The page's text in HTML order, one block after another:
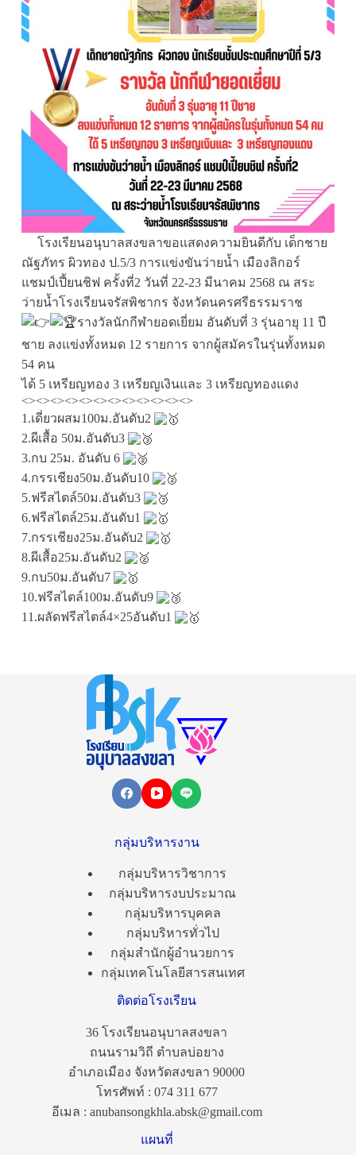
โรงเรียนอนุบาลสงขลาขอแสดงความยินดีกับ เด็กชาย
ณัฐภัทร ผิวทอง ป.5/3 การแข่งขันว่ายน้ำ เมืองลิกอร์
แชมป์เปี้ยนชิฟ ครั้งที่2 วันที่ 22-23 มีนาคม 2568 ณ สระ
ว่ายน้ำโรงเรียนจรัสพิชากร จังหวัดนครศรีธรรมราช
รางวัลนักกีฬายอดเยี่ยม อันดับที่ 3 รุ่นอายุ 11 ปี
ชาย ลงแข่งทั้งหมด 12 รายการ จากผู้สมัครในรุ่นทั้งหมด
54 คน
ได้ 5 เหรียญทอง 3 เหรียญเงินและ 3 เหรียญทองแดง
<><><><><><><><><><><><>
1.เดี่ยวผสม100ม.อันดับ2
2.ผีเสื้อ 50ม.อันดับ3
3.กบ 25ม. อันดับ 6
4.กรรเชียง50ม.อันดับ10
5.ฟรีสไตล์50ม.อันดับ3
6.ฟรีสไตล์25ม.อันดับ1
7.กรรเชียง25ม.อันดับ2
8.ผีเสื้อ25ม.อันดับ2
9.กบ50ม.อันดับ7
10.ฟรีสไตล์100ม.อันดับ9
11.ผลัดฟรีสไตล์4×25อันดับ1
กลุ่มบริหารงาน
กลุ่มบริหารวิชาการ
กลุ่มบริหารงบประมาณ
กลุ่มบริหารบุคคล
กลุ่มบริหารทั่วไป
กลุ่มสำนักผู้อำนวยการ
กลุ่มเทคโนโลยีสารสนเทศ
ติดต่อโรงเรียน
36 โรงเรียนอนุบาลสงขลา
ถนนรามวิถี ตำบลบ่อยาง
อำเภอเมือง จังหวัดสงขลา 90000
โทรศัพท์ : 074 311 677
อีเมล : anubansongkhla.absk@gmail.com
แผนที่